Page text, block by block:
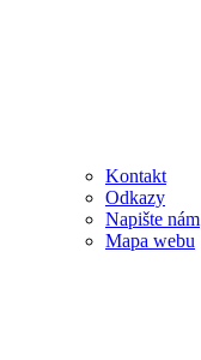
Kontakt
Odkazy
Napište nám
Mapa webu